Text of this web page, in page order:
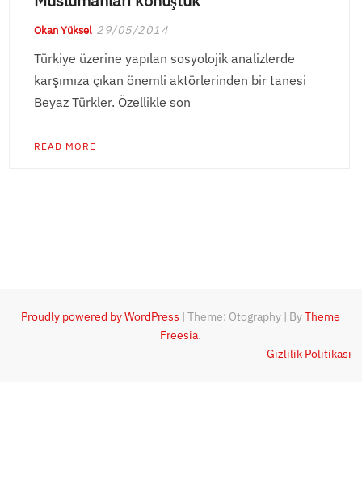
Okan Yüksel 29/05/2014
Türkiye üzerine yapılan sosyolojik analizlerde
karşımıza çıkan önemli aktörlerinden bir tanesi
Beyaz Türkler. Özellikle son
READ MORE
Proudly powered by WordPress |Theme: Otography | ByTheme
Freesia.
Gizlilik Politikası